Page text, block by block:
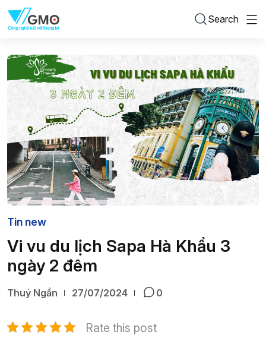
Search
Tin new
Vi vu du lịch Sapa Hà Khẩu 3
ngày 2 đêm
Thuý Ngần 27/07/2024 0
Rate this post